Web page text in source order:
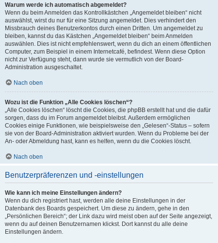
Warum werde ich automatisch abgemeldet?
Wenn du beim Anmelden das Kontrollkästchen „Angemeldet bleiben“ nicht
auswählst, wirst du nur für eine Sitzung angemeldet. Dies verhindert den
Missbrauch deines Benutzerkontos durch einen Dritten. Um angemeldet zu
bleiben, kannst du das Kästchen „Angemeldet bleiben“ beim Anmelden
auswählen. Dies ist nicht empfehlenswert, wenn du dich an einem öffentlichen
Computer, zum Beispiel in einem Internetcafé, befindest. Wenn diese Option
nicht zur Verfügung steht, dann wurde sie vermutlich von der Board-
Administration ausgeschaltet.
Nach oben
Wozu ist die Funktion „Alle Cookies löschen“?
„Alle Cookies löschen“ löscht die Cookies, die phpBB erstellt hat und die dafür
sorgen, dass du im Forum angemeldet bleibst. Außerdem ermöglichen
Cookies einige Funktionen, wie beispielsweise den „Gelesen“-Status – sofern
sie von der Board-Administration aktiviert wurden. Wenn du Probleme bei der
An- oder Abmeldung hast, kann es helfen, wenn du die Cookies löscht.
Nach oben
Benutzerpräferenzen und -einstellungen
Wie kann ich meine Einstellungen ändern?
Wenn du dich registriert hast, werden alle deine Einstellungen in der
Datenbank des Boards gespeichert. Um diese zu ändern, gehe in den
„Persönlichen Bereich“; der Link dazu wird meist oben auf der Seite angezeigt,
wenn du auf deinen Benutzernamen klickst. Dort kannst du alle deine
Einstellungen ändern.